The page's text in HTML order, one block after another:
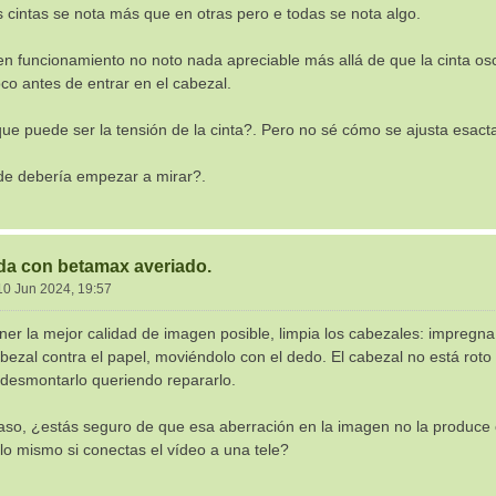
cintas se nota más que en otras pero e todas se nota algo.
funcionamiento no noto nada apreciable más allá de que la cinta
antes de entrar en el cabezal.
puede ser la tensión de la cinta?. Pero no sé cómo se ajusta
debería empezar a mirar?.
con betamax averiado.
Jun 2024, 19:57
la mejor calidad de imagen posible, limpia los cabezales:
contra el papel, moviéndolo con el dedo. El cabezal no está
queriendo repararlo.
¿estás seguro de que esa aberración en la imagen no la
mismo si conectas el vídeo a una tele?